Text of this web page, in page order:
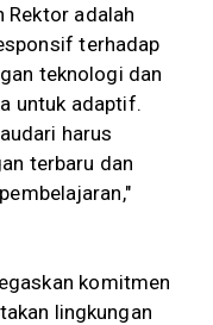
Rektor adalah
terhadap
teknologi dan
untuk adaptif.
harus
terbaru dan
komitmen
lingkungan